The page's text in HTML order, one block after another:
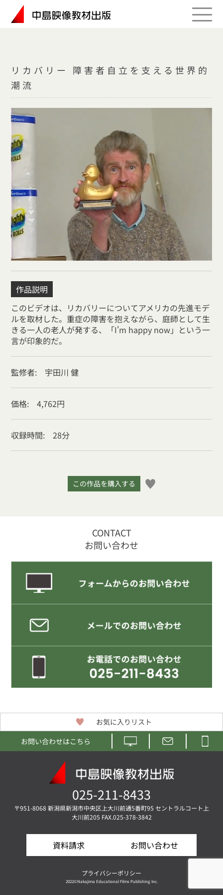
リカバリー 障害者自立を支える世界的
潮流
作品説明
このビデオは、リカバリーについてアメリカの先進モデ
ルを取材した。重症の障害を抱えながら、庭師として生
きる一人の老人が発する、「I'm happy now」という一
言が印象的だ。
監修者: 宇田川 健
価格: 4,762円
収録時間: 28分
この作品を購入する
CONTACT
お問い合わせ
お気に入りリスト
お問い合わせはこちら
025-211-8433
〒951-8068 新潟県新潟市中央区上大川前通5番町95 セントラルコート上
大川前205 FAX.025-378-3842
資料請求 お問い合わせ
プライバシーポリシー
2022©Nakajima Educational Films Publishing Inc.